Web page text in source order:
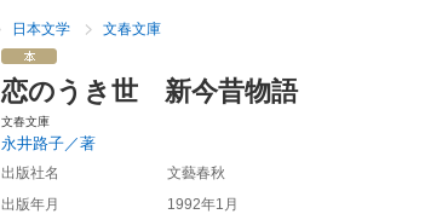
日本文学 文春文庫
恋のうき世 新今昔物語
文春文庫
永井路子／著
出版社名
文藝春秋
出版年月
1992年1月